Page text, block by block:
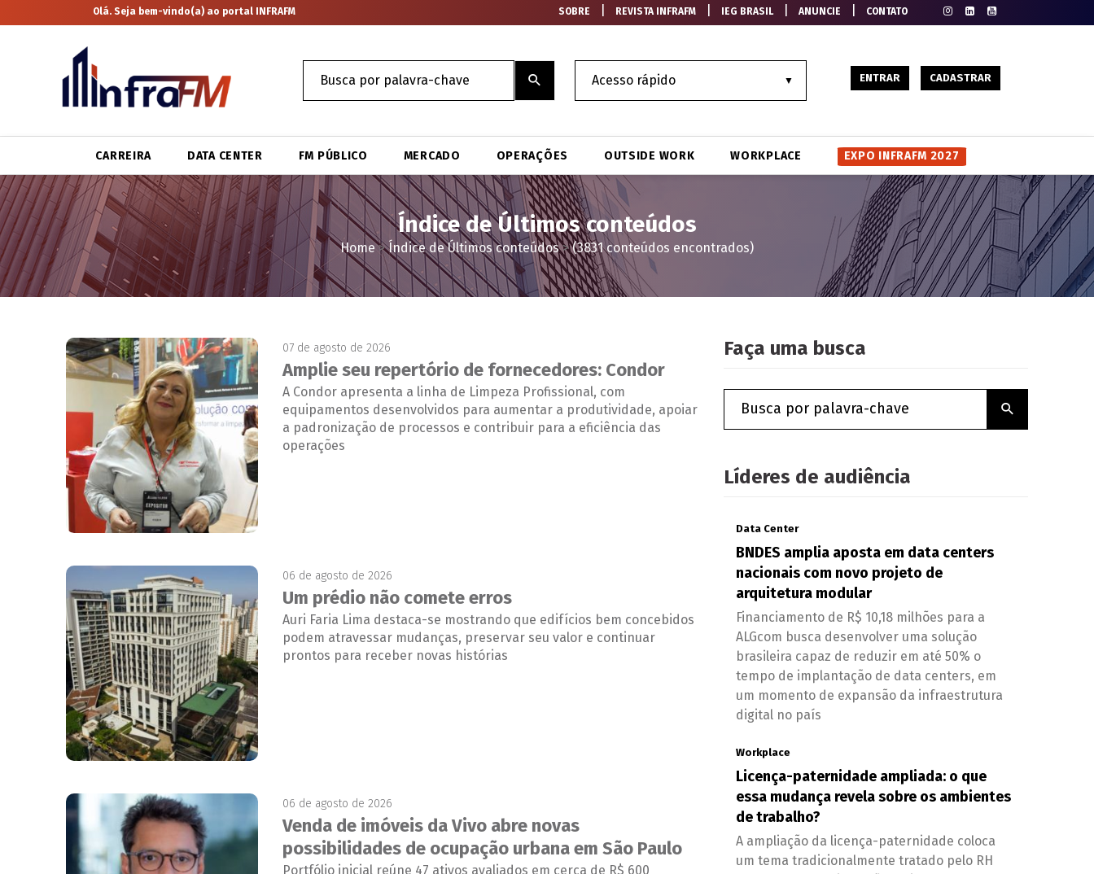
Olá. Seja bem-vindo(a) ao portal INFRAFM SOBRE REVISTA INFRAFM IEG BRASIL|ANUNCIE CONTATO
ENTRAR CADASTRAR
CARREIRA DATA CENTER FM PÚBLICO MERCADO OPERAÇÕES OUTSIDE WORK WORKPLACE EXPO INFRAFM 2027
Índice de Últimos conteúdos
Home>Índice de Últimos conteúdos>(3831 conteúdos encontrados)
07 de agosto de 2026
Amplie seu repertório de fornecedores: Condor
A Condor apresenta a linha de Limpeza Profissional, com
equipamentos desenvolvidos para aumentar a produtividade, apoiar
a padronização de processos e contribuir para a eficiência das
operações
06 de agosto de 2026
Um prédio não comete erros
Auri Faria Lima destaca-se mostrando que edifícios bem concebidos
podem atravessar mudanças, preservar seu valor e continuar
prontos para receber novas histórias
06 de agosto de 2026
Venda de imóveis da Vivo abre novas
possibilidades de ocupação urbana em São Paulo
Portfólio inicial reúne 47 ativos avaliados em cerca de R$ 600
Faça uma busca
Líderes de audiência
Data Center
BNDES amplia aposta em data centers
nacionais com novo projeto de
arquitetura modular
Financiamento de R$ 10,18 milhões para a
ALGcom busca desenvolver uma solução
brasileira capaz de reduzir em até 50% o
tempo de implantação de data centers, em
um momento de expansão da infraestrutura
digital no país
Workplace
Licença-paternidade ampliada: o que
essa mudança revela sobre os ambientes
de trabalho?
A ampliação da licença-paternidade coloca
um tema tradicionalmente tratado pelo RH